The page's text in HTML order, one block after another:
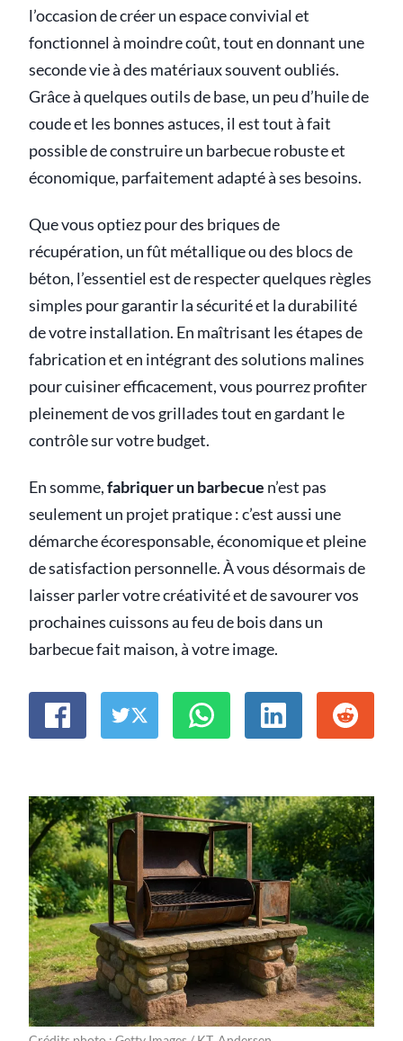
l’occasion de créer un espace convivial et
fonctionnel à moindre coût, tout en donnant une
seconde vie à des matériaux souvent oubliés.
Grâce à quelques outils de base, un peu d’huile de
coude et les bonnes astuces, il est tout à fait
possible de construire un barbecue robuste et
économique, parfaitement adapté à ses besoins.
Que vous optiez pour des briques de
récupération, un fût métallique ou des blocs de
béton, l’essentiel est de respecter quelques règles
simples pour garantir la sécurité et la durabilité
de votre installation. En maîtrisant les étapes de
fabrication et en intégrant des solutions malines
pour cuisiner efficacement, vous pourrez profiter
pleinement de vos grillades tout en gardant le
contrôle sur votre budget.
En somme,fabriquer un barbecue n’est pas
seulement un projet pratique : c’est aussi une
démarche écoresponsable, économique et pleine
de satisfaction personnelle. À vous désormais de
laisser parler votre créativité et de savourer vos
prochaines cuissons au feu de bois dans un
barbecue fait maison, à votre image.